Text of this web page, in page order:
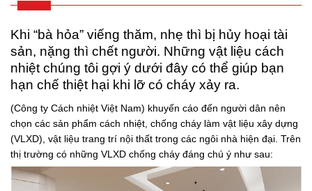
Khi “bà hỏa” viếng thăm, nhẹ thì bị hủy hoại tài
sản, nặng thì chết người. Những vật liệu cách
nhiệt chúng tôi gợi ý dưới đây có thể giúp bạn
hạn chế thiệt hại khi lỡ có cháy xảy ra.
(Công ty Cách nhiệt Việt Nam) khuyến cáo đến người dân nên
chọn các sản phẩm cách nhiệt, chống cháy làm vật liệu xây dựng
(VLXD), vật liệu trang trí nội thất trong các ngôi nhà hiện đại. Trên
thị trường có những VLXD chống cháy đáng chú ý như sau: